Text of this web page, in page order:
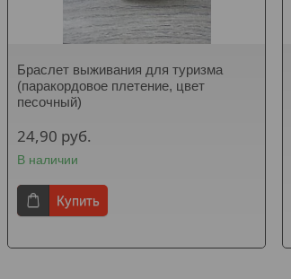
Браслет выживания для туризма
(паракордовое плетение, цвет
песочный)
24,90 руб.
В наличии
Купить